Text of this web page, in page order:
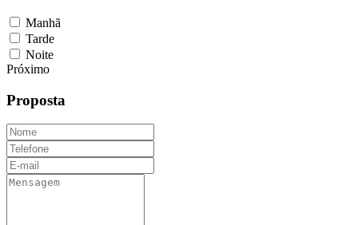
Manhã
Tarde
Noite
Próximo
Proposta
Nome
Telefone
E-
mail
Mensagem